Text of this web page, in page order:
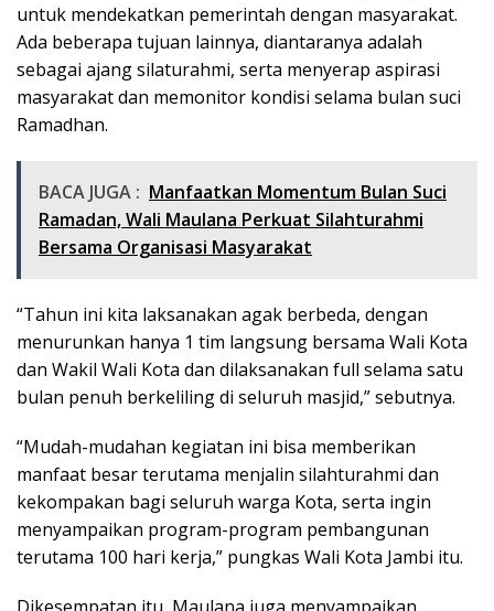
untuk mendekatkan pemerintah dengan masyarakat.
Ada beberapa tujuan lainnya, diantaranya adalah
sebagai ajang silaturahmi, serta menyerap aspirasi
masyarakat dan memonitor kondisi selama bulan suci
Ramadhan.
BACA JUGA : Manfaatkan Momentum Bulan Suci
Ramadan, Wali Maulana Perkuat Silahturahmi
Bersama Organisasi Masyarakat
“Tahun ini kita laksanakan agak berbeda, dengan
menurunkan hanya 1 tim langsung bersama Wali Kota
dan Wakil Wali Kota dan dilaksanakan full selama satu
bulan penuh berkeliling di seluruh masjid,” sebutnya.
“Mudah-mudahan kegiatan ini bisa memberikan
manfaat besar terutama menjalin silahturahmi dan
kekompakan bagi seluruh warga Kota, serta ingin
menyampaikan program-program pembangunan
terutama 100 hari kerja,” pungkas Wali Kota Jambi itu.